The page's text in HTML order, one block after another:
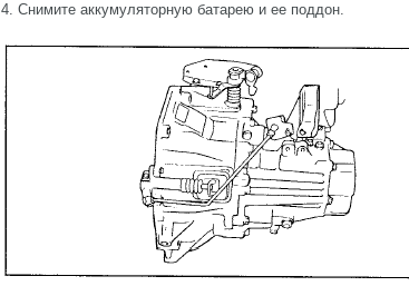
4. Снимите аккумуляторную батарею и ее поддон.